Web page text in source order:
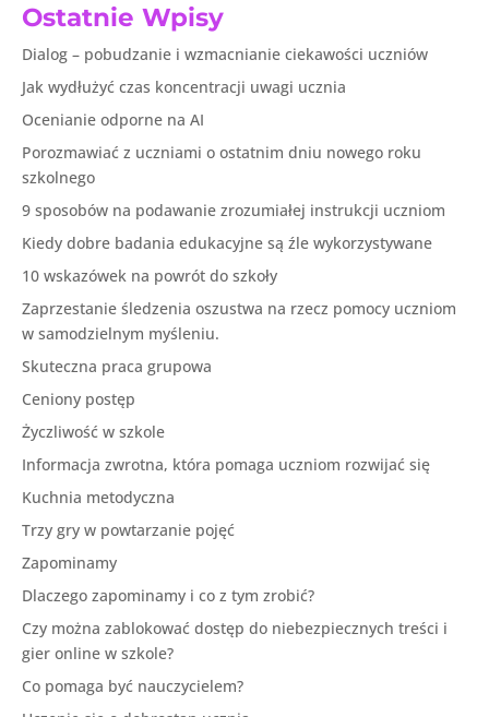
Ostatnie Wpisy
Dialog – pobudzanie i wzmacnianie ciekawości uczniów
Jak wydłużyć czas koncentracji uwagi ucznia
Ocenianie odporne na AI
Porozmawiać z uczniami o ostatnim dniu nowego roku
szkolnego
9 sposobów na podawanie zrozumiałej instrukcji uczniom
Kiedy dobre badania edukacyjne są źle wykorzystywane
10 wskazówek na powrót do szkoły
Zaprzestanie śledzenia oszustwa na rzecz pomocy uczniom
w samodzielnym myśleniu.
Skuteczna praca grupowa
Ceniony postęp
Życzliwość w szkole
Informacja zwrotna, która pomaga uczniom rozwijać się
Kuchnia metodyczna
Trzy gry w powtarzanie pojęć
Zapominamy
Dlaczego zapominamy i co z tym zrobić?
Czy można zablokować dostęp do niebezpiecznych treści i
gier online w szkole?
Co pomaga być nauczycielem?